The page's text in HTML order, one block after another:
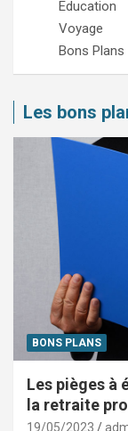
Education
Voyage
Bons Plans
Les bons
BONS PLANS
Les pièges à
la retraite
19/05/2023